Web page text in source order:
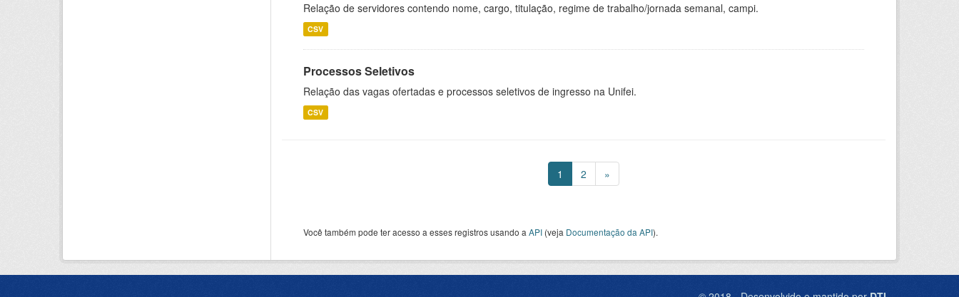
Relação de servidores contendo nome, cargo, titulação, regime de trabalho/jornada semanal, campi.
CSV
Processos Seletivos
Relação das vagas ofertadas e processos seletivos de ingresso na Unifei.
CSV
1 2 »
Você também pode ter acesso a esses registros usando a API (veja Documentação da API).